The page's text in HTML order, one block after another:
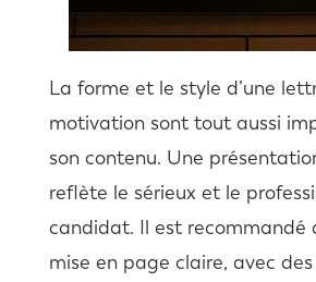
La forme et le style d’une
motivation sont tout aussi
son contenu. Une
reflète le sérieux et le
candidat. Il est recommandé
mise en page claire, avec